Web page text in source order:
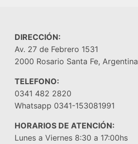
DIRECCIÓN:
Av. 27 de Febrero 1531
2000 Rosario Santa Fe, Argentina
TELEFONO:
0341 482 2820
Whatsapp 0341-153081991
HORARIOS DE ATENCIÓN:
Lunes a Viernes 8:30 a 17:00hs